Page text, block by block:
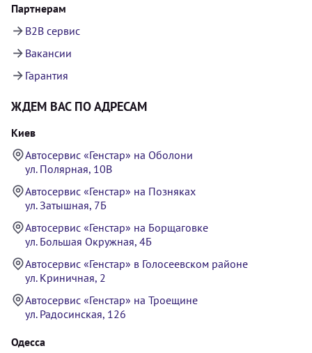
Партнерам
B2B сервис
Вакансии
Гарантия
ЖДЕМ ВАС ПО АДРЕСАМ
Киев
Автосервис «Генстар» на Оболони
ул. Полярная, 10В
Автосервис «Генстар» на Позняках
ул. Затышная, 7Б
Автосервис «Генстар» на Борщаговке
ул. Большая Окружная, 4Б
Автосервис «Генстар» в Голосеевском районе
ул. Криничная, 2
Автосервис «Генстар» на Троещине
ул. Радосинская, 126
Одесса